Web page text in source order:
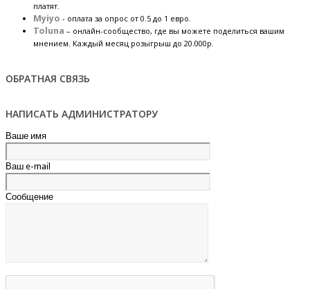
платят.
Myiyo - оплата за опрос от 0.5 до 1 евро.
Toluna – онлайн-сообщество, где вы можете поделиться вашим
мнением. Каждый месяц розыгрыш до 20.000р.
ОБРАТНАЯ СВЯЗЬ
НАПИСАТЬ АДМИНИСТРАТОРУ
Ваше имя
Ваш e-mail
Сообщение